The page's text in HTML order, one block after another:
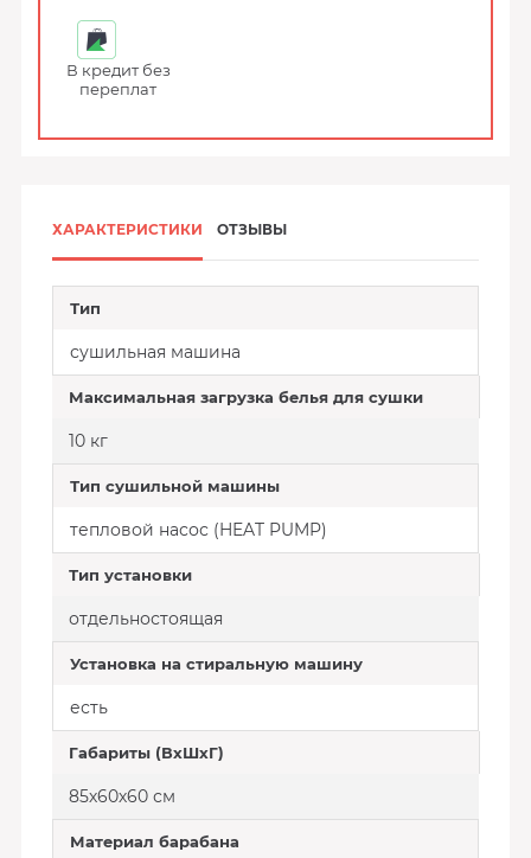
В кредит без
переплат
ХАРАКТЕРИСТИКИ ОТЗЫВЫ
Тип
сушильная машина
Максимальная загрузка белья для сушки
10 кг
Тип сушильной машины
тепловой насос (HEAT PUMP)
Тип установки
отдельностоящая
Установка на стиральную машину
есть
Габариты (ВхШхГ)
85х60х60 см
Материал барабана